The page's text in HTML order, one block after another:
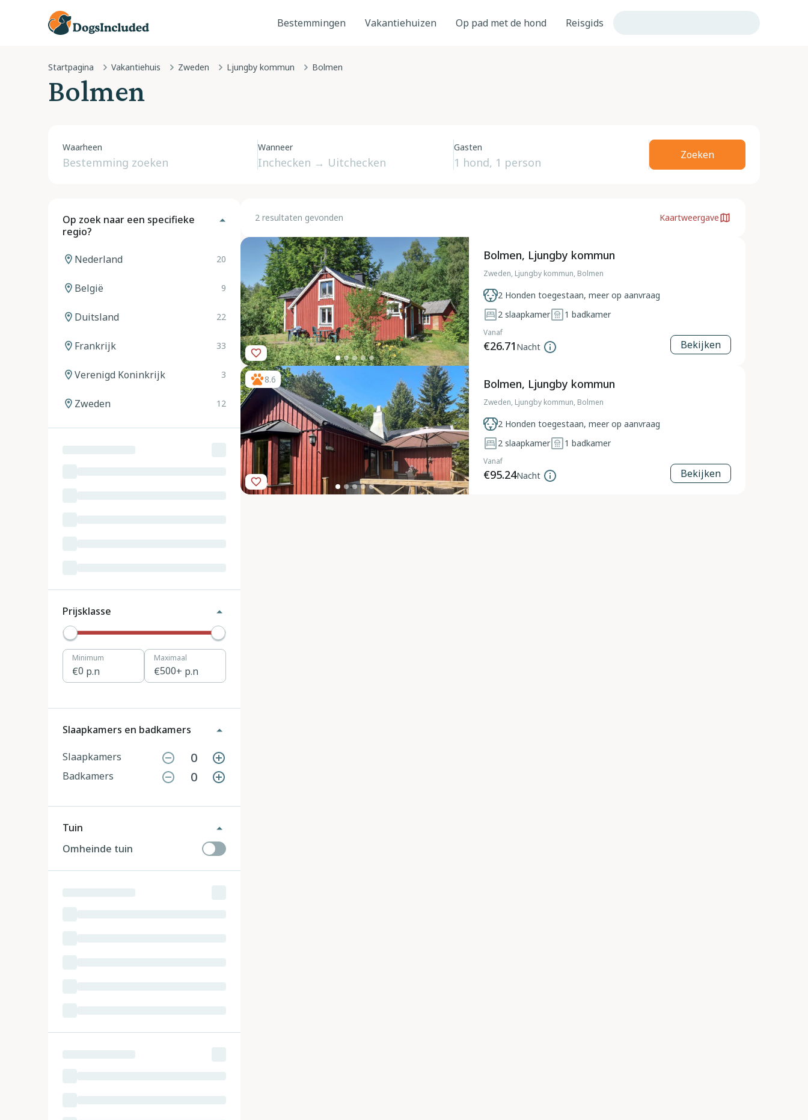
Bestemmingen Vakantiehuizen Op pad met de hond Reisgids
Startpagina Vakantiehuis Zweden Ljungby kommun Bolmen
Bolmen
Waarheen Wanneer Gasten
Zoeken
Op zoek naar een specifieke
regio?
Nederland 20
België 9
Duitsland 22
Frankrijk 33
Verenigd Koninkrijk 3
Zweden 12
Noorwegen 12
Tsjechië
Denemarken 12
Hongarije
Slovenië 2
Zwitserland 10
Prijsklasse
0 p.n
Minimum
500+ p.n
Maximaal
Slaapkamers en badkamers
Slaapkamers 0
Badkamers 0
Tuin
Omheinde tuin
2 resultaten gevonden Kaartweergave
Bolmen, Ljungby kommun
Zweden, Ljungby kommun, Bolmen
2 Honden toegestaan, meer op aanvraag
2 slaapkamer 1 badkamer
Vanaf
€26.71 Nacht Bekijken
8.6 Bolmen, Ljungby kommun
Zweden, Ljungby kommun, Bolmen
2 Honden toegestaan, meer op aanvraag
2 slaapkamer 1 badkamer
Vanaf
€95.24Nacht Bekijken